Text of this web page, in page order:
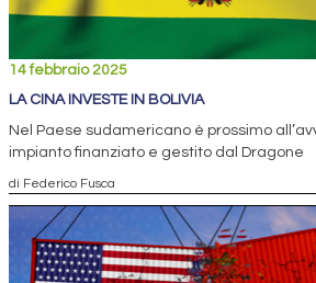
14 febbraio 2025
LA CINA INVESTE IN BOLIVIA
Nel Paese sudamericano è prossimo
impianto finanziato e gestito dal Dragone
di Federico Fusca